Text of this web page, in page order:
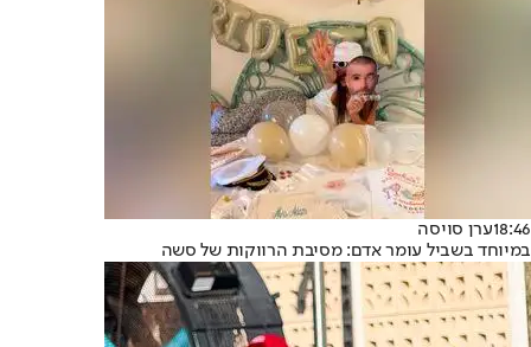
18:46ערן סויסה
במיוחד בשביל עומר אדם: מסיבת הרווקות של סשה